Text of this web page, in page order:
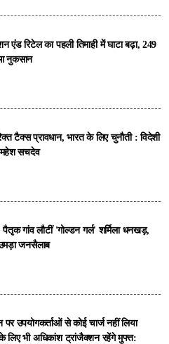
एंड रिटेल का पहली तिमाही में घाटा बढ़ा, 249
नुकसान
टैक्स प्रावधान, भारत के लिए चुनौती : विदेशी
महेश सचदेव
गांव लौटीं 'गोल्डन गर्ल' शर्मिला धनखड़,
जनसैलाब
उपयोगकर्ताओं से कोई चार्ज नहीं लिया
के लिए भी अधिकांश ट्रांजैक्शन रहेंगे मुफ्त: